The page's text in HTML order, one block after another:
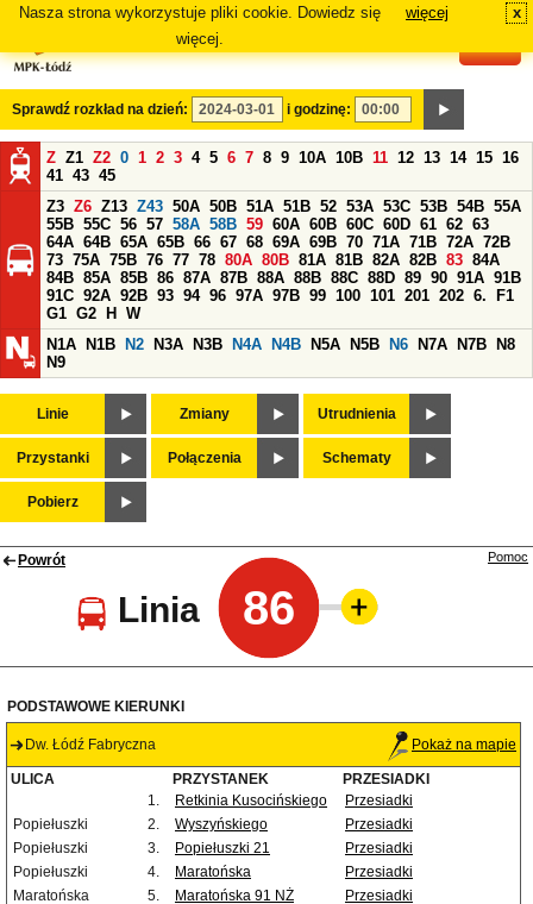
Nasza strona wykorzystuje pliki cookie. Dowiedz się
więcej.
więcej x
Sprawdź rozkład na dzień: i godzinę:
Z Z1 Z2 0 1 2 3 4 5 6 7 8 9 10A 10B 11 12 13 14 15 16
41 43 45
Z3 Z6 Z13 Z43 50A 50B 51A 51B 52 53A 53C 53B 54B 55A
55B 55C 56 57 58A 58B 59 60A 60B 60C 60D 61 62 63
64A 64B 65A 65B 66 67 68 69A 69B 70 71A 71B 72A 72B
73 75A 75B 76 77 78 80A 80B 81A 81B 82A 82B 83 84A
84B 85A 85B 86 87A 87B 88A 88B 88C 88D 89 90 91A 91B
91C 92A 92B 93 94 96 97A 97B 99 100 101 201 202 6.
F1
G1 G2 H
W
N1A
N1B N2 N3A N3B N4A N4B N5A N5B N6 N7A N7B
N8
N9
Linie Zmiany Utrudnienia
Przystanki Połączenia Schematy
Pobierz
Powrót
Linia 86
Pomoc
PODSTAWOWE KIERUNKI
Dw. Łódź Fabryczna Pokaż na mapie
ULICA PRZYSTANEK
PRZESIADKI
1.
Retkinia Kusocińskiego
Przesiadki
Popiełuszki
2. Wyszyńskiego
Przesiadki
Popiełuszki
3. Popiełuszki 21
Przesiadki
Popiełuszki
4. Maratońska
Przesiadki
Maratońska
5. Maratońska 91 NŻ
Przesiadki